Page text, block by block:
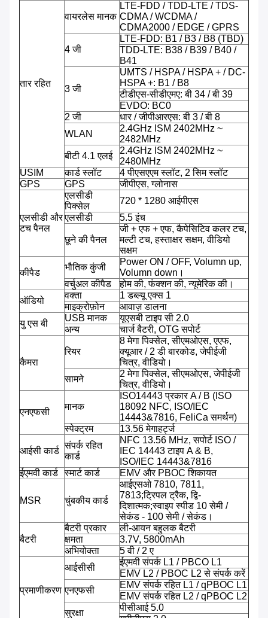
तार रहित
वायरलेस मानक
LTE-FDD / TDD-LTE / TDS-
CDMA / WCDMA /
CDMA2000 / EDGE / GPRS
4 जी
LTE-FDD: B1 / B3 / B8 (TBD)
TDD-LTE: B38 / B39 / B40 /
B41
3 जी
UMTS / HSPA / HSPA + / DC-
HSPA +: B1 / B8
टीडीएस-सीडीएमए: बी 34 / बी 39
EVDO: BC0
2 जी
धार / जीपीआरएस: बी 3 / बी 8
WLAN
2.4GHz ISM 2402MHz ~
2482MHz
बीटी 4.1 एलई
2.4GHz ISM 2402MHz ~
2480MHz
USIM
कार्ड स्लॉट
4 पीएसएएम स्लॉट, 2 सिम स्लॉट
GPS
GPS जीपीएस, ग्लोनास
एलसीडी और
टच पैनल
एलसीडी
पिक्सेल
720 * 1280 आईपीएस
एलसीडी
5.5 इंच
छूने की पैनल
जी + एफ + एफ, कैपेसिटिव कलर टच,
मल्टी टच, हस्ताक्षर सक्षम, वीडियो
सक्षम
कीपैड
भौतिक कुंजी
Power ON / OFF, Volumn up,
Volumn down।
वर्चुअल कीपैड
होम की, फंक्शन की, न्यूमेरिक की।
ऑडियो
वक्ता
1 डब्ल्यू एक्स 1
माइक्रोफ़ोन
आवाज़ डालना
यु एस बी
USB मानक
यूएसबी टाइप सी 2.0
अन्य
चार्ज बैटरी, OTG सपोर्ट
कैमरा
रियर
8 मेगा पिक्सेल, सीएमओएस, एएफ,
क्यूआर / 2 डी बारकोड, जेपीईजी
चित्र, वीडियो।
सामने
2 मेगा पिक्सेल, सीएमओएस, जेपीईजी
चित्र, वीडियो।
एनएफसी
मानक
ISO14443 प्रकार A / B (ISO
18092 NFC, ISO/IEC
14443&7816, FeliCa समर्थन)
स्पेक्ट्रम
13.56 मेगाहर्ट्ज
आईसी कार्ड
संपर्क रहित
कार्ड
NFC 13.56 MHz, सपोर्ट ISO /
IEC 14443 टाइप A & B,
ISO/IEC 14443&7816
ईएमवी कार्ड
स्मार्ट कार्ड EMV और PBOC शिकायत
MSR चुंबकीय कार्ड
आईएसओ 7810, 7811,
7813;ट्रिपल ट्रैक, द्वि-
दिशात्मक;स्वाइप स्पीड 10 सेमी /
सेकंड - 100 सेमी / सेकंड।
बैटरी
बैटरी प्रकार
ली-आयन बहुलक बैटरी
क्षमता
3.7V, 5800mAh
अभियोक्ता
5 वी / 2 ए
प्रमाणीकरण
आईसीसी
ईएमवी संपर्क L1 / PBCO L1
EMV L2 / PBOC L2 से संपर्क करें
एनएफसी
EMV संपर्क रहित L1 / qPBOC L1
EMV संपर्क रहित L2 / qPBOC L2
सुरक्षा
पीसीआई 5.0